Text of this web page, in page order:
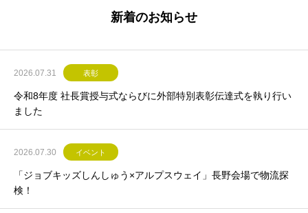
新着のお知らせ
2026.07.31 表彰
令和8年度 社長賞授与式ならびに外部特別表彰伝達式を執り行い
ました
2026.07.30 イベント
「ジョブキッズしんしゅう×アルプスウェイ」長野会場で物流探
検！